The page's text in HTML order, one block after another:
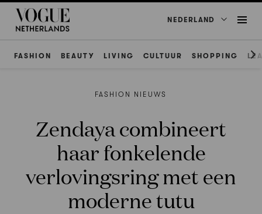
NEDERLAND
FASHION BEAUTY LIVING CULTUUR SHOPPING
FASHION NIEUWS
Zendaya combineert
haar fonkelende
verlovingsring met een
moderne tutu